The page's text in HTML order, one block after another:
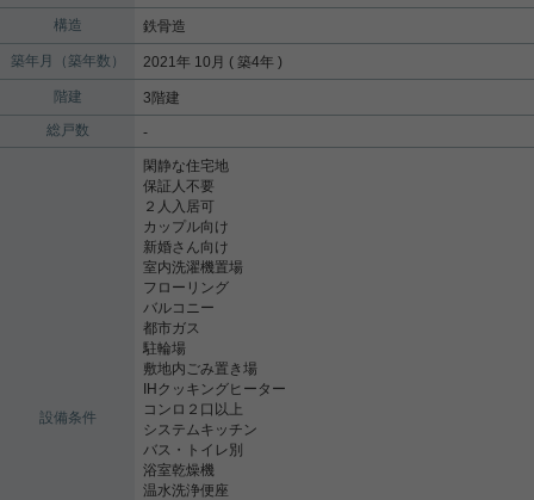
構造 鉄骨造
築年月（築年数） 2021年 10月 ( 築4年 )
階建
3階建
総戸数
-
設備条件
閑静な住宅地
保証人不要
２人入居可
カップル向け
新婚さん向け
室内洗濯機置場
フローリング
バルコニー
都市ガス
駐輪場
敷地内ごみ置き場
IHクッキングヒーター
コンロ２口以上
システムキッチン
バス・トイレ別
浴室乾燥機
温水洗浄便座